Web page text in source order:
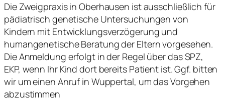
Die Zweigpraxis in Oberhausen ist ausschließlich für
pädiatrisch genetische Untersuchungen von
Kindern mit Entwicklungsverzögerung und
humangenetische Beratung der Eltern vorgesehen.
Die Anmeldung erfolgt in der Regel über das SPZ,
EKP, wenn Ihr Kind dort bereits Patient ist. Ggf. bitten
wir um einen Anruf in Wuppertal, um das Vorgehen
abzustimmen